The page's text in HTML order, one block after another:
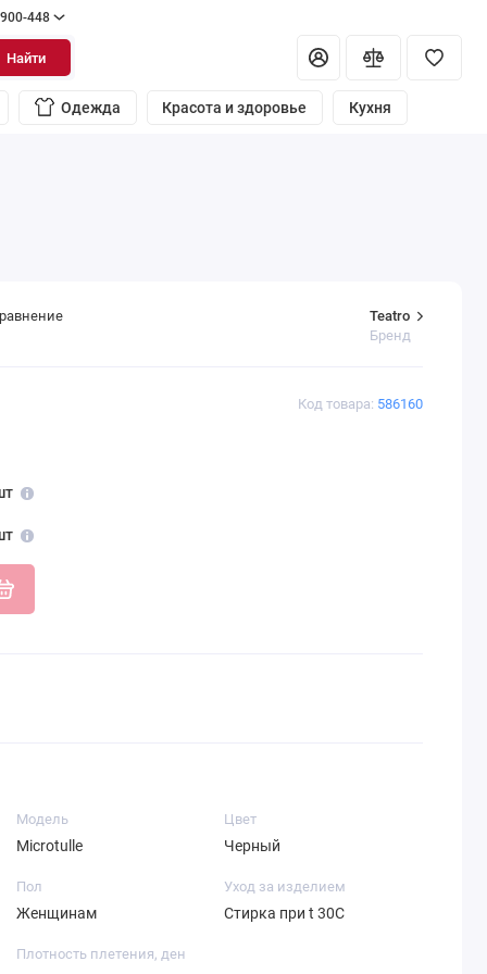
448
Найти
Одежда Красота и здоровье Кухня
Код товара: 586160
Teatro
Бренд
Модель
Microtulle
Цвет
Черный
Пол
Женщинам
Уход за изделием
Стирка при t 30С
Плотность плетения, ден